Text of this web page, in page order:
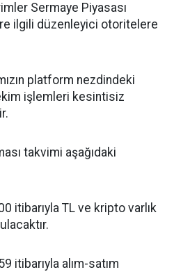
Sermaye Piyasası
ilgili düzenleyici otoritelere
platform nezdindeki
işlemleri kesintisiz
takvimi aşağıdaki
itibarıyla TL ve kripto varlık
itibarıyla alım-satım